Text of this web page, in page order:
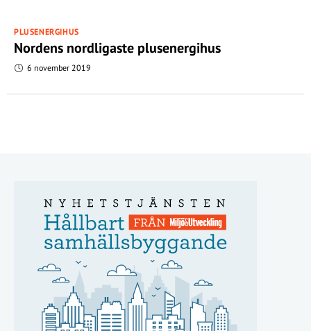
PLUSENERGIHUS
Nordens nordligaste plusenergihus
6 november 2019